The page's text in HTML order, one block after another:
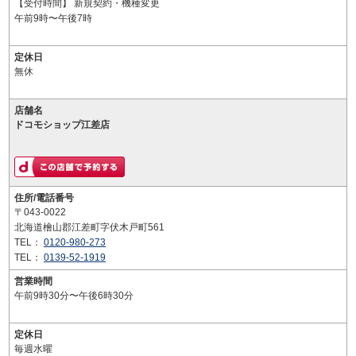
【受付時間】 新規契約・機種変更
午前9時〜午後7時
定休日
無休
店舗名
ドコモショップ江差店
住所/電話番号
〒043-0022
北海道檜山郡江差町字伏木戸町561
TEL： 0120-980-273
TEL： 0139-52-1919
営業時間
午前9時30分〜午後6時30分
定休日
毎週水曜